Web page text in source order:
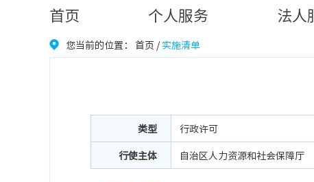
首页 个人服务 法人
您当前的位置： 首页 /实施清单
类型 行政许可
行使主体
自治区人力资源和社会保障厅